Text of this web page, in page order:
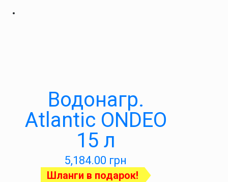
Водонагр.
Atlantic ONDEO
15 л
5,184.00 грн
Шланги в подарок!